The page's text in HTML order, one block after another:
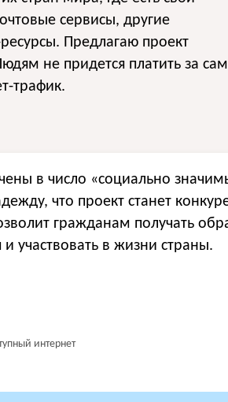
сервисы, другие
Предлагаю проект
не придется платить за сам
трафик.
в число «социально
что проект станет
гражданам получать
участвовать в жизни страны.
интернет